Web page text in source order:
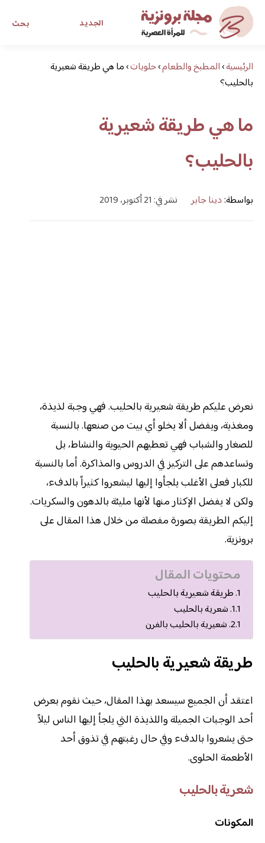
بحث الجديد
مجلة برونزية للفتاة العصريةالرئيسية›المطبخ والطعام›حلويات›ما هي طريقة شعيرية
بالحليب؟
ما هي طريقة شعيرية
بالحليب؟
بواسطة:دينا جابر نشر في: 21 أكتوبر، 2019
نعرض عليكم طريقة شعيرية بالحليب. فهي وجبة لذيذة،
ومغذية، ويفضل ألا يخلو أي بيت من صنعها. بالنسبة
للصغار والشباب فهي تعطيهم الحيوية والنشاط، بل
وتساعدهم على التركيز في الدروس والمذاكرة. أما بالنسبة
للكبار فعلى الأغلب يلجأوا إليها ليشعروا كثيراً بالدفء،
ولكن لا يفضل الإكثار منها لأنها مليئة بالدهون والسكريات.
إليكم الطريقة بصورة مفصلة من خلال هذا المقال على
برونزية.
محتويات المقال
طريقة شعيرية بالحليب
شعرية بالحليب
شعيرية بالحليب بالفرن
طريقة شعيرية بالحليب
اعتقد أن الجميع سيسعد بهذا المقال، حيث نقوم بعرض
أحد الوجبات الجميلة واللذيذة التي يلجأ إليها الناس ليلاً
حتى يشعروا بالدفء وفي حال رغبتهم في تذوق أحد
الأطعمة الحلوى.
شعرية بالحليب
المكونات